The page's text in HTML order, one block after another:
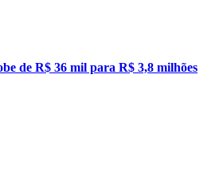
de R$ 36 mil para R$ 3,8 milhões